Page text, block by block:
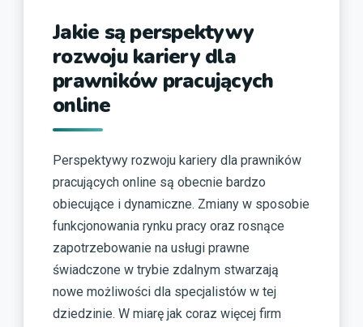
Jakie są perspektywy
rozwoju kariery dla
prawników pracujących
online
Perspektywy rozwoju kariery dla prawników
pracujących online są obecnie bardzo
obiecujące i dynamiczne. Zmiany w sposobie
funkcjonowania rynku pracy oraz rosnące
zapotrzebowanie na usługi prawne
świadczone w trybie zdalnym stwarzają
nowe możliwości dla specjalistów w tej
dziedzinie. W miarę jak coraz więcej firm